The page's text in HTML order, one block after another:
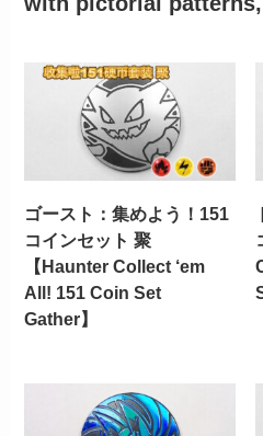
ゴースト：集めよう！151
コインセット 聚
【Haunter Collect ‘em
All! 151 Coin Set
Gather】